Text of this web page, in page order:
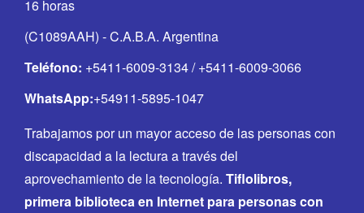
16 horas
(C1089AAH) - C.A.B.A. Argentina
Teléfono: +5411-6009-3134 / +5411-6009-3066
WhatsApp:+54911-5895-1047
Trabajamos por un mayor acceso de las personas con
discapacidad a la lectura a través del
aprovechamiento de la tecnología. Tiflolibros,
primera biblioteca en Internet para personas con